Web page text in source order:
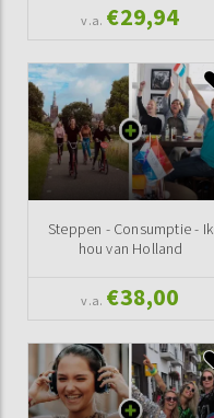
v.a. €29,94
Steppen - Consumptie - Ik
hou van Holland
v.a. €38,00